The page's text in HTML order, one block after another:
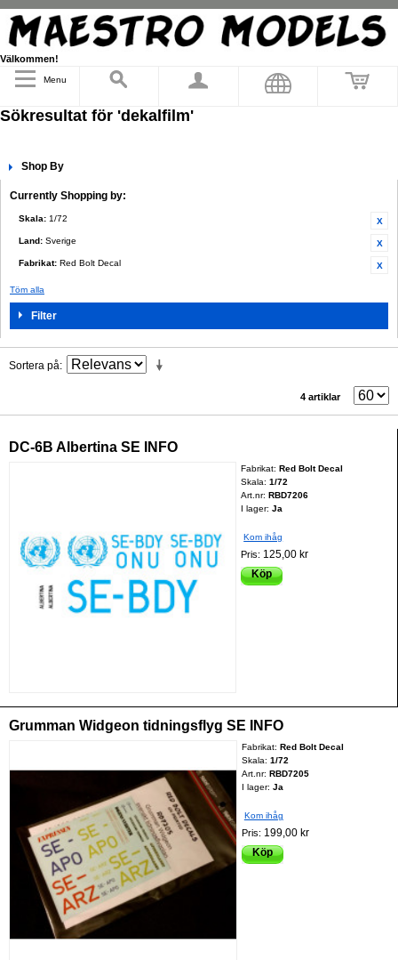
Välkommen!
Menu
Sökresultat för 'dekalfilm'
Shop By
Currently Shopping by:
Skala: 1/72
Land: Sverige
Fabrikat: Red Bolt Decal
Töm alla
Filter
Sortera på
4 artiklar
DC-6B Albertina SE INFO
Fabrikat:Red Bolt Decal
Skala:1/72
Art.nr:RBD7206
I lager: Ja
Kom ihåg
Pris: 125,00 kr
Köp
Grumman Widgeon tidningsflyg SE INFO
Fabrikat: Red Bolt Decal
Skala: 1/72
Art.nr: RBD7205
I lager: Ja
Kom ihåg
Pris: 199,00 kr
Köp